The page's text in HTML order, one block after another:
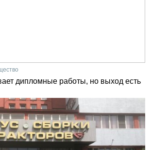
дипломные работы, но выход есть